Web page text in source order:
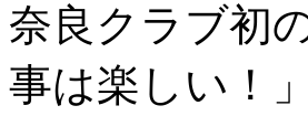
奈良クラブ初
事は楽しい！」